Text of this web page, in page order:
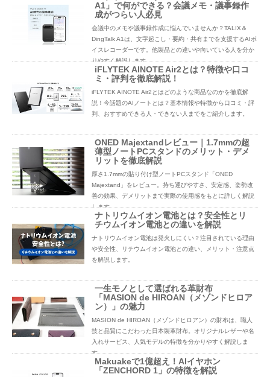
A1」で何ができる？会議メモ・議事録作
成がつらい人必見
会議中のメモや議事録作成に悩んでいませんか？TALIX＆
DingTalk A1は、文字起こし・要約・共有までを支援するAIボ
イスレコーダーです。他製品との違いや向いている人を分か
りやすく解説します。
iFLYTEK AINOTE Air2とは？特徴や口コ
ミ・評判を徹底解説！
iFLYTEK AINOTE Air2とはどのような商品なのかを徹底解
説！今話題のAIノートとは？基本情報や特徴から口コミ・評
判、おすすめできる人・できない人までをご紹介します。
ONED Majextandレビュー｜1.7mmの超
薄型ノートPCスタンドのメリット・デメ
リットを徹底解説
厚さ1.7mmの貼り付け型ノートPCスタンド「ONED
Majextand」をレビュー。持ち運びやすさ、安定感、姿勢改
善の効果、デメリットまで実際の使用感をもとに詳しく解説
します。
ナトリウムイオン電池とは？安全性とリ
チウムイオン電池との違いを解説
ナトリウムイオン電池は発火しにくい？注目されている理由
や安全性、リチウムイオン電池との違い、メリット・注意点
を解説します。
一生モノとして選ばれる革財布
「MASION de HIROAN（メゾンドヒロア
ン）」の魅力
MASION de HIROAN（メゾンドヒロアン）の財布は、職人
技と品質にこだわった日本製革財布。オリジナルレザーや名
入れサービス、人気モデルの特徴を分かりやすく解説しま
す。
Makuakeで1億超え！AIイヤホン
「ZENCHORD 1」の特徴を解説